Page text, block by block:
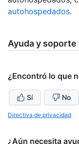
autohospedados.
Ayuda y
¿Encontró lo que
Sí No
Directiva de privacidad
¿Aún necesita